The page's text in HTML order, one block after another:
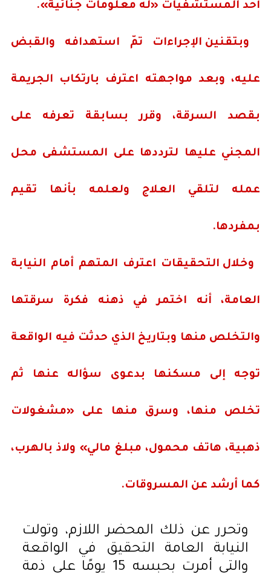
أحد المستشفيات «له معلومات جنائية».
وبتقنين الإجراءات تمّ استهدافه والقبض
عليه، وبعد مواجهته اعترف بارتكاب الجريمة
بقصد السرقة، وقرر بسابقة تعرفه على
المجني عليها لترددها على المستشفى محل
عمله لتلقي العلاج ولعلمه بأنها تقيم
بمفردها.
وخلال التحقيقات اعترف المتهم أمام النيابة
العامة، أنه اختمر في ذهنه فكرة سرقتها
والتخلص منها وبتاريخ الذي حدثت فيه الواقعة
توجه إلى مسكنها بدعوى سؤاله عنها ثم
تخلص منها، وسرق منها على «مشغولات
ذهبية، هاتف محمول، مبلغ مالي» ولاذ بالهرب،
كما أرشد عن المسروقات.
وتحرر عن ذلك المحضر اللازم، وتولت
النيابة العامة التحقيق في الواقعة
والتي أمرت بحبسه 15 يومًا على ذمة